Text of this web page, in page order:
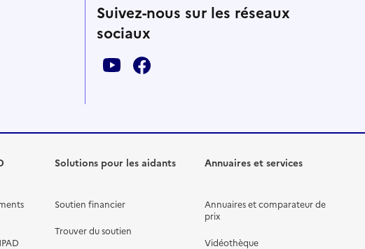
Suivez-nous sur les réseaux
sociaux
Solutions pour les aidants
Soutien financier
Trouver du soutien
Annuaires et services
Annuaires et comparateur de
prix
Vidéothèque